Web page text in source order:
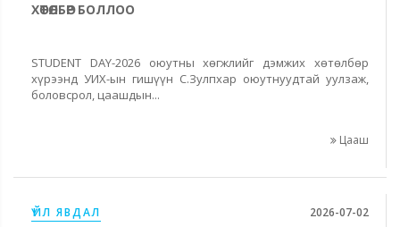
ХӨТӨЛБӨР БОЛЛОО
STUDENT DAY-2026 оюутны хөгжлийг дэмжих хөтөлбөр
хүрээнд УИХ-ын гишүүн С.Зулпхар оюутнуудтай уулзаж,
боловсрол, цаашдын...
Цааш
ҮЙЛ ЯВДАЛ 2026-07-02